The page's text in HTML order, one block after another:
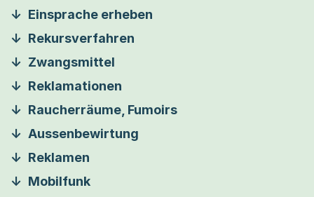
Einsprache erheben
Rekursverfahren
Zwangsmittel
Reklamationen
Raucherräume, Fumoirs
Aussenbewirtung
Reklamen
Mobilfunk